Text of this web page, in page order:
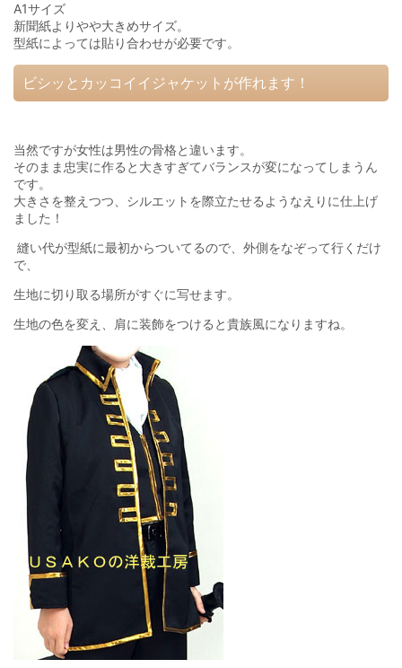
A1サイズ
新聞紙よりやや大きめサイズ。
型紙によっては貼り合わせが必要です。
ビシッとカッコイイジャケットが作れます！
当然ですが女性は男性の骨格と違います。
そのまま忠実に作ると大きすぎてバランスが変になってしまうん
です。
大きさを整えつつ、シルエットを際立たせるようなえりに仕上げ
ました！
縫い代が型紙に最初からついてるので、外側をなぞって行くだけ
で、
生地に切り取る場所がすぐに写せます。
生地の色を変え、肩に装飾をつけると貴族風になりますね。